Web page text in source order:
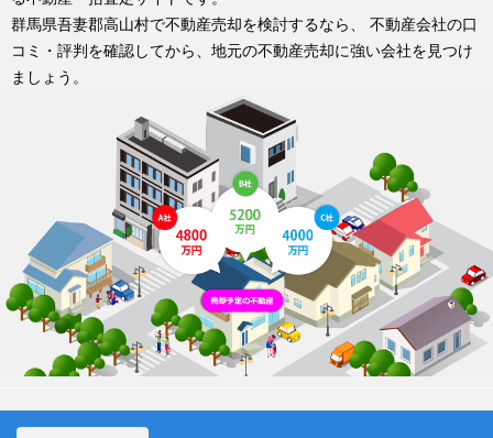
群馬県吾妻郡高山村で不動産売却を検討するなら、 不動産会社の口
コミ・評判を確認してから、地元の不動産売却に強い会社を見つけ
ましょう。